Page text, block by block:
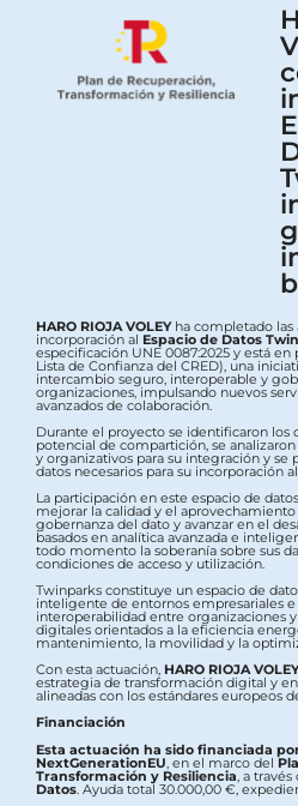
HARO RIOJA VOLEYha completado las
incorporación al Espacio de Datos
especificación UNE 0087:2025 y está
Lista de Confianza del CRED), una
intercambio seguro, interoperable y
organizaciones, impulsando nuevos
avanzados de colaboración.
Durante el proyecto se identificaron los
potencial de compartición, se
y organizativos para su integración y se
datos necesarios para su incorporación
La participación en este espacio de
mejorar la calidad y el
gobernanza del dato y avanzar en el
basados en analítica avanzada e
todo momento la soberanía sobre sus
condiciones de acceso y utilización.
Twinparks constituye un espacio de
inteligente de entornos empresariales
interoperabilidad entre organizaciones
digitales orientados a la eficiencia
mantenimiento, la movilidad y la
Con esta actuación, HARO RIOJA
estrategia de transformación digital y
alineadas con los estándares europeos
Financiación
Esta actuación ha sido financiada
NextGenerationEU , en el marco del
Transformación y Resiliencia , a través
Datos . Ayuda total 30.000,00 €,